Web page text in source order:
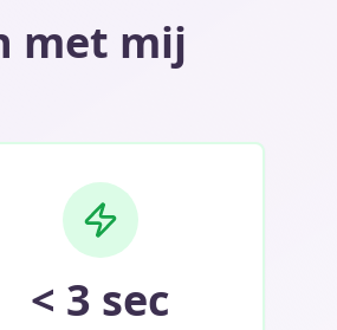
met mij
< 3 sec